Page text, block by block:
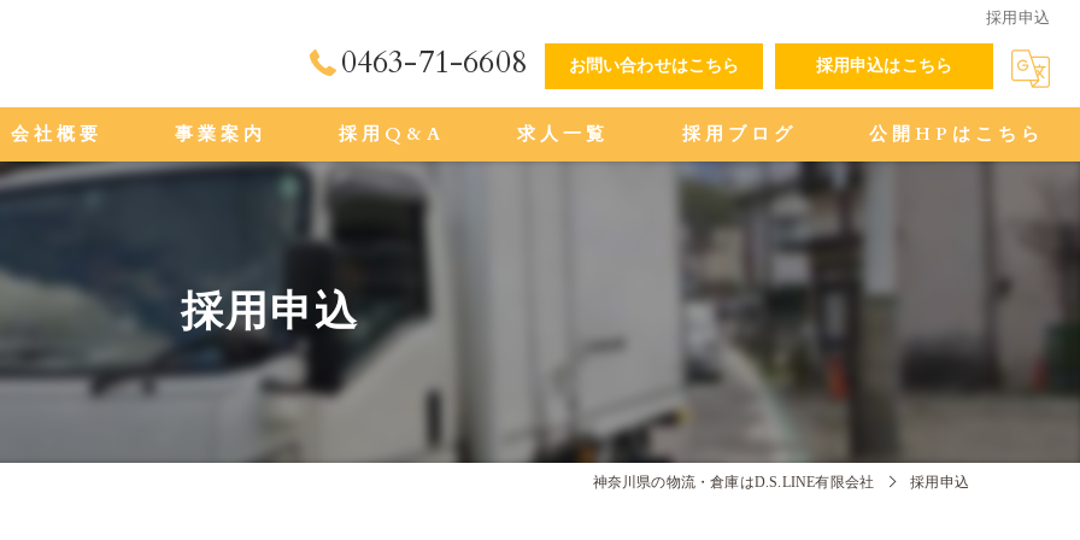
採用申込
0463-71-6608 お問い合わせはこちら 採用申込はこちら
会社概要
ジョン
事業案内 採用Q&A 求人一覧 採用ブログ 公開HPはこちら
採用申込
神奈川県の物流・倉庫はD.S.LINE有限会社 採用申込